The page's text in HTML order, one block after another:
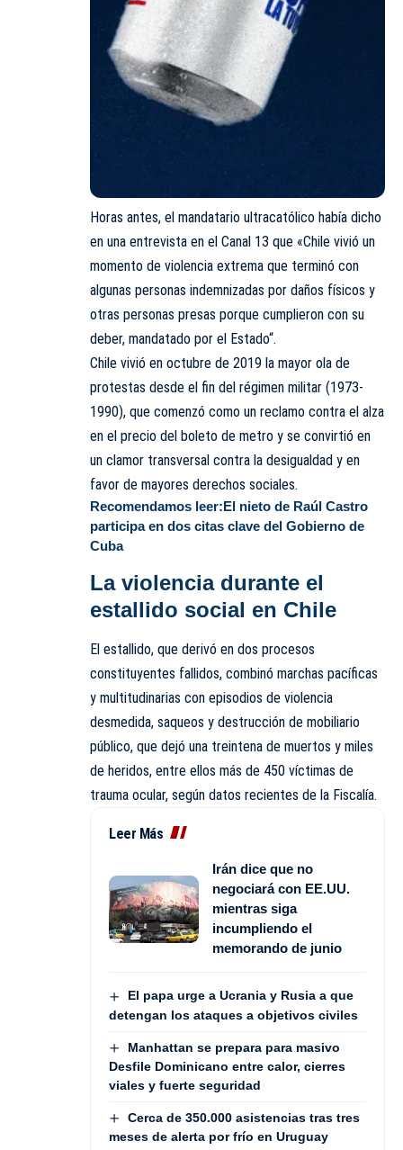
Horas antes, el mandatario ultracatólico había dicho
en una entrevista en el Canal 13 que «Chile vivió un
momento de violencia extrema que terminó con
algunas personas indemnizadas por daños físicos y
otras personas presas porque cumplieron con su
deber, mandatado por el Estado“.
Chile vivió en octubre de 2019 la mayor ola de
protestas desde el fin del régimen militar (1973-
1990), que comenzó como un reclamo contra el alza
en el precio del boleto de metro y se convirtió en
un clamor transversal contra la desigualdad y en
favor de mayores derechos sociales.
Recomendamos leer:El nieto de Raúl Castro
participa en dos citas clave del Gobierno de
Cuba
La violencia durante el
estallido social en Chile
El estallido, que derivó en dos procesos
constituyentes fallidos, combinó marchas pacíficas
y multitudinarias con episodios de violencia
desmedida, saqueos y destrucción de mobiliario
público, que dejó una treintena de muertos y miles
de heridos, entre ellos más de 450 víctimas de
trauma ocular, según datos recientes de la Fiscalía.
Leer Más
Irán dice que no
negociará con EE.UU.
mientras siga
incumpliendo el
memorando de junio
El papa urge a Ucrania y Rusia a que
detengan los ataques a objetivos civiles
Manhattan se prepara para masivo
Desfile Dominicano entre calor, cierres
viales y fuerte seguridad
Cerca de 350.000 asistencias tras tres
meses de alerta por frío en Uruguay